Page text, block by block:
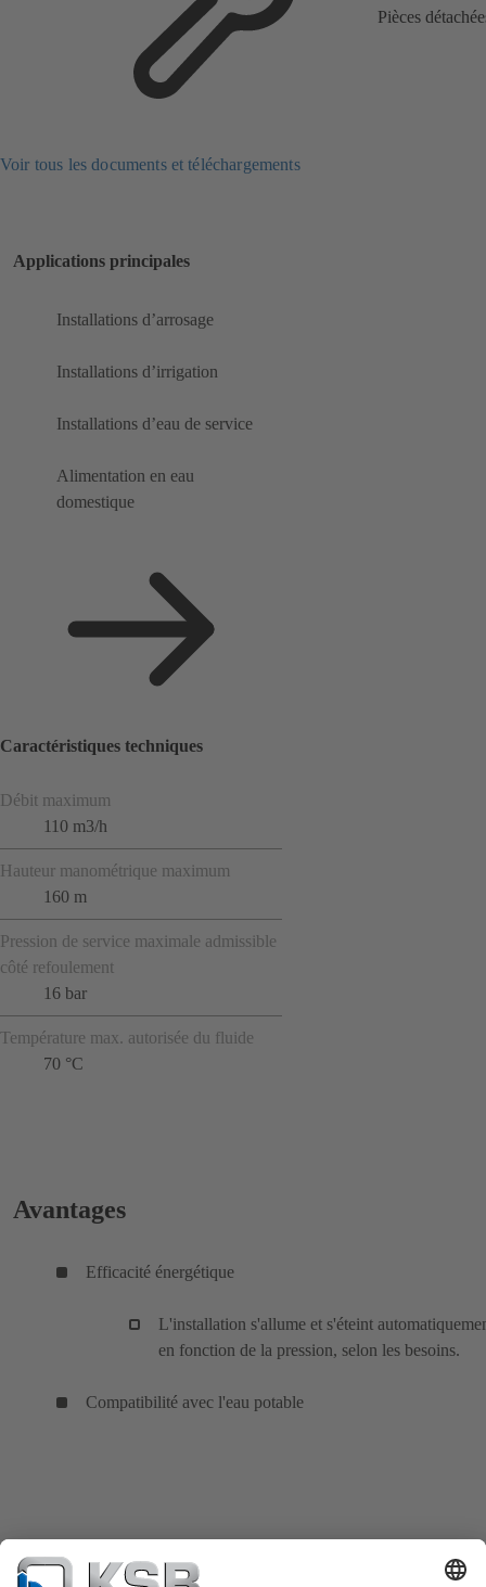
Pièces
Voir tous les documents et téléchargements
Applications principales
Installations d’arrosage
Installations d’irrigation
Installations d’eau de service
Alimentation en eau
domestique
Caractéristiques techniques
Débit maximum
110 m3/h
Hauteur manométrique maximum
160 m
Pression de service maximale admissible
côté refoulement
16 bar
Température max. autorisée du fluide
70 °C
Avantages
Efficacité énergétique
L'installation s'allume et s'éteint
en fonction de la pression, selon les besoins.
Compatibilité avec l'eau potable